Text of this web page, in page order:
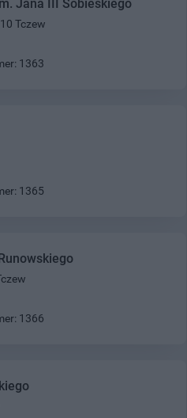
Jana III Sobieskiego
Tczew
1363
1365
1366